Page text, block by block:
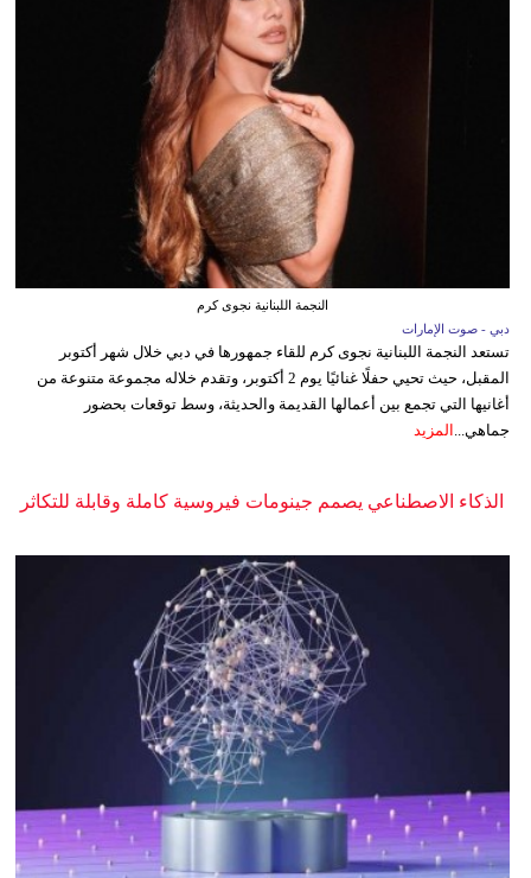
النجمة اللبنانية نجوى كرم
دبي - صوت الإمارات
تستعد النجمة اللبنانية نجوى كرم للقاء جمهورها في دبي خلال شهر أكتوبر
المقبل، حيث تحيي حفلًا غنائيًا يوم 2 أكتوبر، وتقدم خلاله مجموعة متنوعة من
أغانيها التي تجمع بين أعمالها القديمة والحديثة، وسط توقعات بحضور
جماهي... المزيد
الذكاء الاصطناعي يصمم جينومات فيروسية كاملة وقابلة للتكاثر